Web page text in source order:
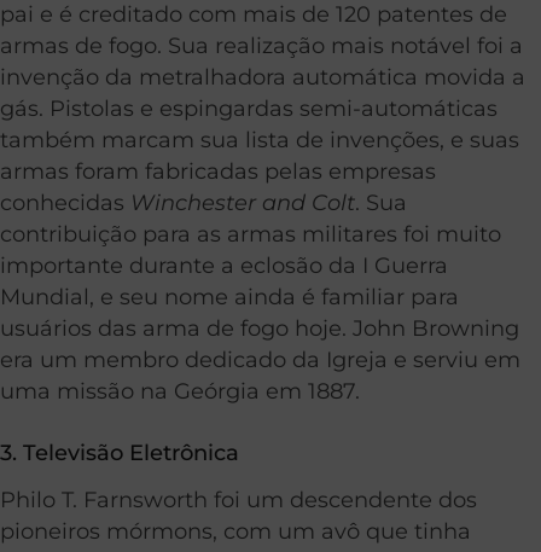
pai e é creditado com mais de 120 patentes de
armas de fogo. Sua realização mais notável foi a
invenção da metralhadora automática movida a
gás. Pistolas e espingardas semi-automáticas
também marcam sua lista de invenções, e suas
armas foram fabricadas pelas empresas
conhecidas Winchester and Colt. Sua
contribuição para as armas militares foi muito
importante durante a eclosão da I Guerra
Mundial, e seu nome ainda é familiar para
usuários das arma de fogo hoje. John Browning
era um membro dedicado da Igreja e serviu em
uma missão na Geórgia em 1887.
3. Televisão Eletrônica
Philo T. Farnsworth foi um descendente dos
pioneiros mórmons, com um avô que tinha